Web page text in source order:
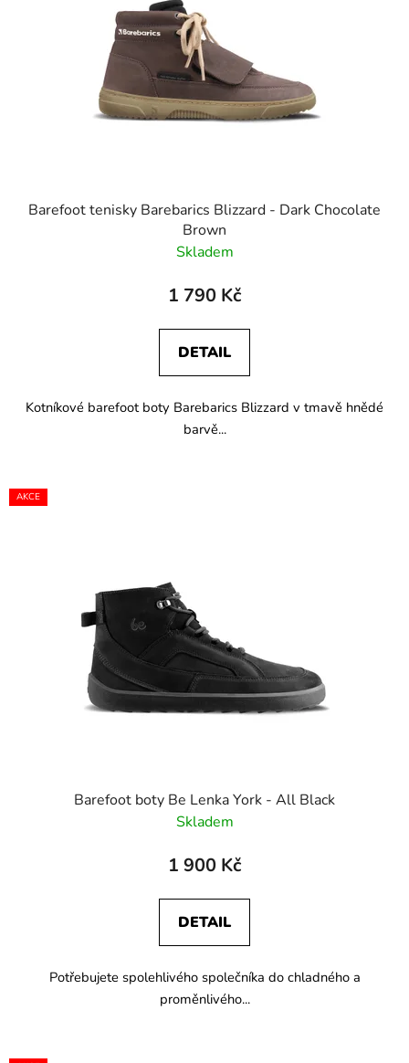
Barefoot tenisky Barebarics Blizzard - Dark Chocolate
Brown
Skladem
1 790 Kč
DETAIL
Kotníkové barefoot boty Barebarics Blizzard v tmavě hnědé
barvě...
AKCE
Barefoot boty Be Lenka York - All Black
Skladem
1 900 Kč
DETAIL
Potřebujete spolehlivého společníka do chladného a
proměnlivého...